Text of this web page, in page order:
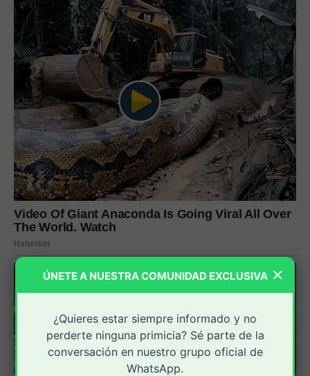
×
ÚNETE A NUESTRA COMUNIDAD EXCLUSIVA
¿Quieres estar siempre informado y no
perderte ninguna primicia? Sé parte de la
conversación en nuestro grupo oficial de
WhatsApp.